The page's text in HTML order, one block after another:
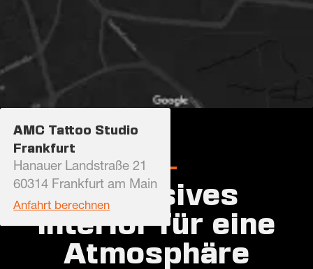
AMC Tattoo Studio
Frankfurt
Hanauer Landstraße 21
60314 Frankfurt am Main
Anfahrt berechnenExklusives
Interior für eine
Atmosphäre